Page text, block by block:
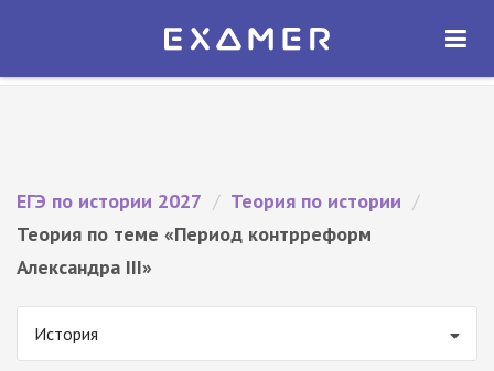
Экзамер — ЕГЭ 2027
ОТКРЫТЬ
ЕГЭ по истории 2027 / Теория по истории /
Теория по теме «Период контрреформ
Александра III»
История